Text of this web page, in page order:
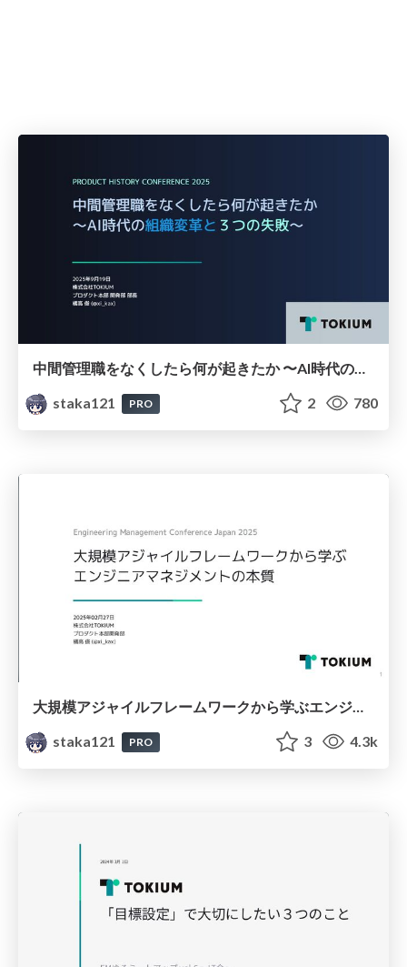
中間管理職をなくしたら何が起きたか 〜AI時代の組織変革と３つの失敗〜
staka121
PRO 2 780
大規模アジャイルフレームワークから学ぶエンジニアマネジメントの本質
staka121
PRO 3 4.3k